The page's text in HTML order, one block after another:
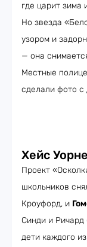
где царит зима
Но звезда
узором и
— она
Местные
сделали фото
Хейс
Проект
школьников
Кроуфорд, и
Синди и Ричард
дети каждого